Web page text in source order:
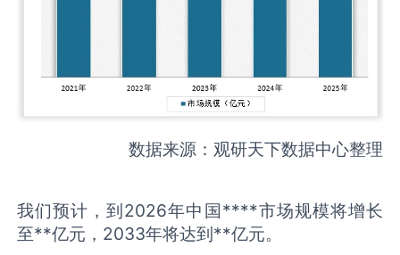
数据来源：观研天下数据中心整理
我们预计，到2026年中国****市场规模将增长
至**亿元，2033年将达到**亿元。